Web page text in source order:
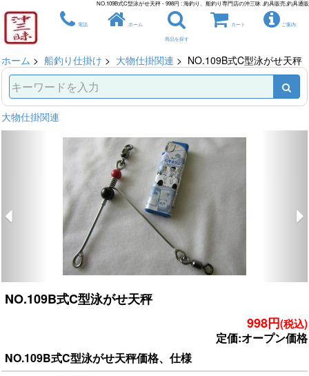
NO.109B式C型泳がせ天秤 - 998円 : 海釣り、船釣り専門店の沖三昧 ,釣具販売,釣具通販
電話 ホーム
商品を探す
カート ご案内
ホーム > 船釣り仕掛け > 大物仕掛関連 > NO.109B式C型泳がせ天秤
大物仕掛関連
NO.109B式C型泳がせ天秤
998円(税込)
定価:オープン価格
NO.109B式C型泳がせ天秤価格、仕様